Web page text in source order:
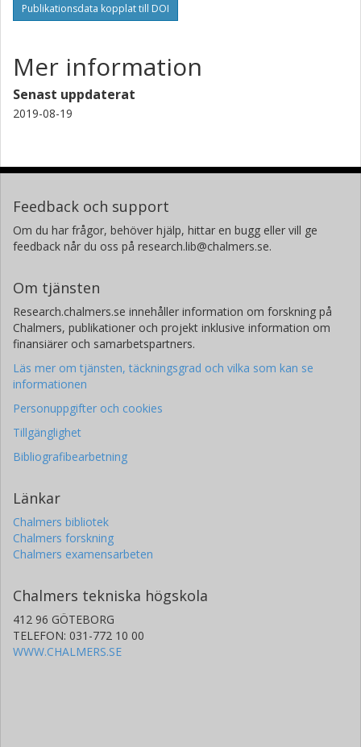
Publikationsdata kopplat till DOI
Mer information
Senast uppdaterat
2019-08-19
Feedback och support
Om du har frågor, behöver hjälp, hittar en bugg eller vill ge
feedback når du oss på research.lib@chalmers.se.
Om tjänsten
Research.chalmers.se innehåller information om forskning på
Chalmers, publikationer och projekt inklusive information om
finansiärer och samarbetspartners.
Läs mer om tjänsten, täckningsgrad och vilka som kan se
informationen
Personuppgifter och cookies
Tillgänglighet
Bibliografibearbetning
Länkar
Chalmers bibliotek
Chalmers forskning
Chalmers examensarbeten
Chalmers tekniska högskola
412 96 GÖTEBORG
TELEFON: 031-772 10 00
WWW.CHALMERS.SE